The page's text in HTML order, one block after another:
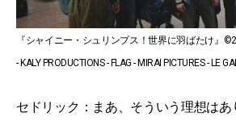
『シャイニー・シュリンプス！世界に羽ばたけ』
- KALY PRODUCTIONS - FLAG - MIRAI PICTURES - LE
セドリック：まあ、そういう理想は